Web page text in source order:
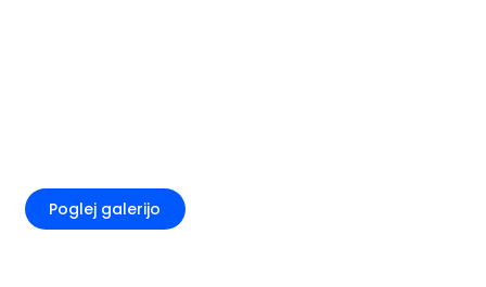
Poglej galerijo